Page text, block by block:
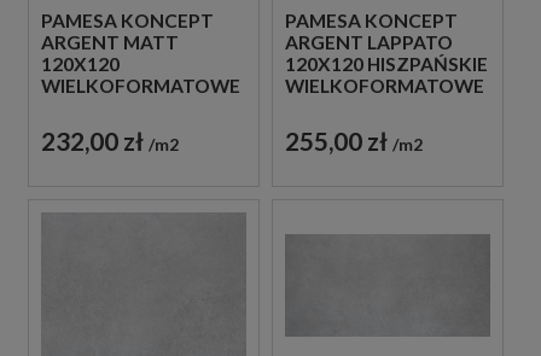
PAMESA KONCEPT
ARGENT MATT
120X120
WIELKOFORMATOWE
PŁYTKI BETONOWE
232,00 zł m2
PAMESA KONCEPT
ARGENT LAPPATO
120X120 HISZPAŃSKIE
WIELKOFORMATOWE
IMITUJĄCE BETON
255,00 zł m2